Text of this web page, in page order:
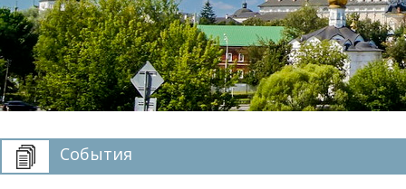
События